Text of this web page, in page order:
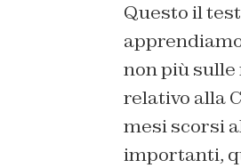
Questo il
non più sulle
relativo alla
mesi scorsi
importanti,